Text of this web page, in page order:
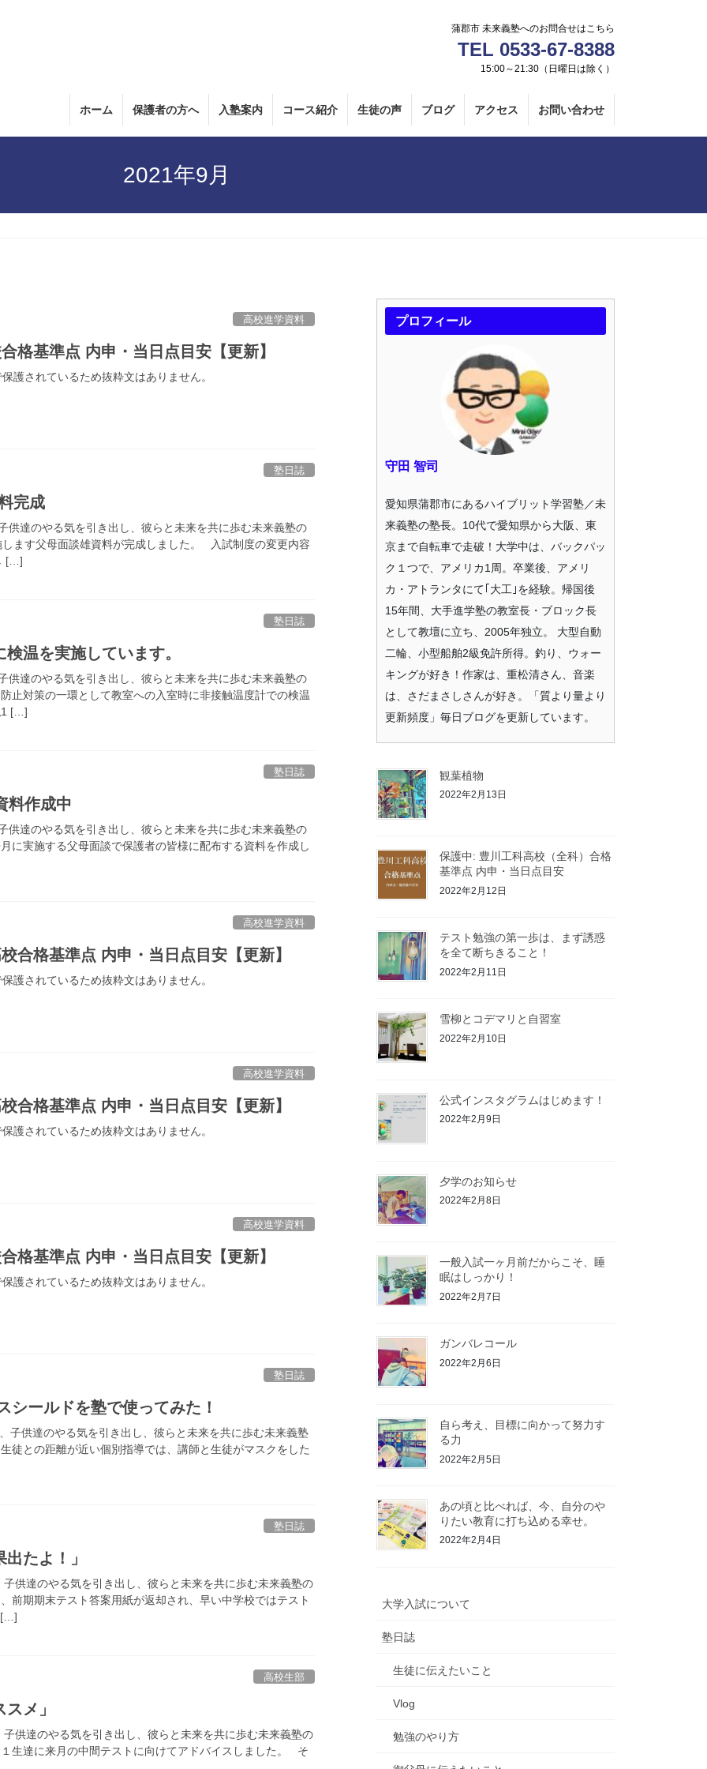
蒲郡市 未来義塾へのお問合せはこちら
TEL 0533-67-8388
15:00～21:30（日曜日は除く）
ホーム 保護者の方へ 入塾案内 コース紹介 生徒の声 ブログ アクセス お問い合わせ
2021年9月
高校進学資料
格基準点 内申・当日点目安【更新】
護されているため抜粋文はありません。
塾日誌
完成
達のやる気を引き出し、彼らと未来を共に歩む未来義塾の
ます父母面談雄資料が完成しました。 入試制度の変更内容
[…]
塾日誌
温を実施しています。
達のやる気を引き出し、彼らと未来を共に歩む未来義塾の
止対策の一環として教室への入室時に非接触温度計での検温
1 […]
塾日誌
料作成中
達のやる気を引き出し、彼らと未来を共に歩む未来義塾の
に実施する父母面談で保護者の皆様に配布する資料を作成し
高校進学資料
合格基準点 内申・当日点目安【更新】
護されているため抜粋文はありません。
高校進学資料
合格基準点 内申・当日点目安【更新】
護されているため抜粋文はありません。
高校進学資料
格基準点 内申・当日点目安【更新】
護されているため抜粋文はありません。
塾日誌
シールドを塾で使ってみた！
供達のやる気を引き出し、彼らと未来を共に歩む未来義塾
徒との距離が近い個別指導では、講師と生徒がマスクをした
塾日誌
たよ！」
供達のやる気を引き出し、彼らと未来を共に歩む未来義塾の
前期期末テスト答案用紙が返却され、早い中学校ではテスト
[…]
高校生部
メ」
供達のやる気を引き出し、彼らと未来を共に歩む未来義塾の
生達に来月の中間テストに向けてアドバイスしました。 そ
プロフィール
守田 智司
愛知県蒲郡市にあるハイブリット学習塾／未
来義塾の塾長。10代で愛知県から大阪、東
京まで自転車で走破！大学中は、バックパッ
ク１つで、アメリカ1周。卒業後、アメリ
カ・アトランタにて｢大工｣を経験。帰国後
15年間、大手進学塾の教室長・ブロック長
として教壇に立ち、2005年独立。 大型自動
二輪、小型船舶2級免許所得。釣り、ウォー
キングが好き！作家は、重松清さん、音楽
は、さだまさしさんが好き。「質より量より
更新頻度」毎日ブログを更新しています。
観葉植物
2022年2月13日
保護中: 豊川工科高校（全科）合格
基準点 内申・当日点目安
2022年2月12日
テスト勉強の第一歩は、まず誘惑
を全て断ちきること！
2022年2月11日
雪柳とコデマリと自習室
2022年2月10日
公式インスタグラムはじめます！
2022年2月9日
夕学のお知らせ
2022年2月8日
一般入試一ヶ月前だからこそ、睡
眠はしっかり！
2022年2月7日
ガンバレコール
2022年2月6日
自ら考え、目標に向かって努力す
る力
2022年2月5日
あの頃と比べれば、今、自分のや
りたい教育に打ち込める幸せ。
2022年2月4日
大学入試について
塾日誌
生徒に伝えたいこと
Vlog
勉強のやり方